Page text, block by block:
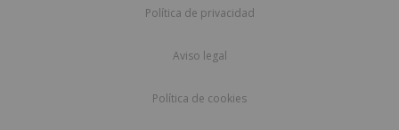
Política de privacidad
Aviso legal
Política de cookies